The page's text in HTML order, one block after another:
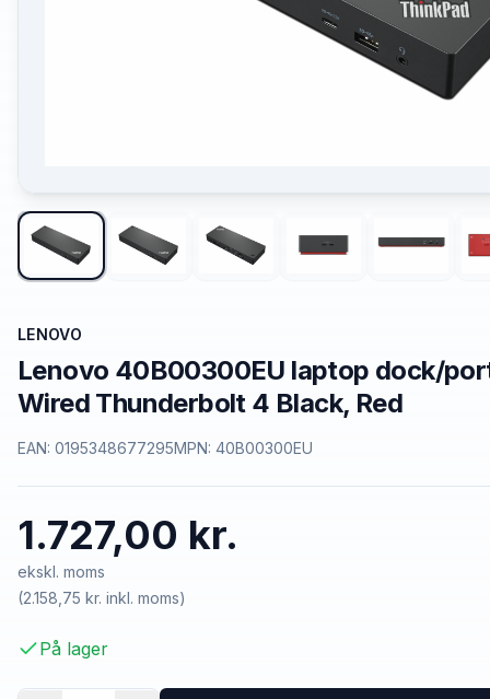
LENOVO
Lenovo 40B00300EU laptop dock/
Wired Thunderbolt 4 Black, Red
EAN: 0195348677295MPN: 40B00300EU
1.727,00 kr.
ekskl. moms
(2.158,75 kr. inkl. moms)
På lager